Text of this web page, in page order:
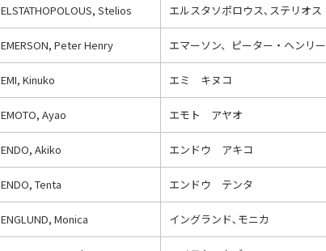
ELSTATHOPOLOUS, Stelios エルスタソポロウス､ステリオス
EMERSON, Peter Henry エマーソン、ピーター・ヘンリー
EMI, Kinuko エミ キヌコ
EMOTO, Ayao エモト アヤオ
ENDO, Akiko エンドウ アキコ
ENDO, Tenta エンドウ テンタ
ENGLUND, Monica イングランド､モニカ